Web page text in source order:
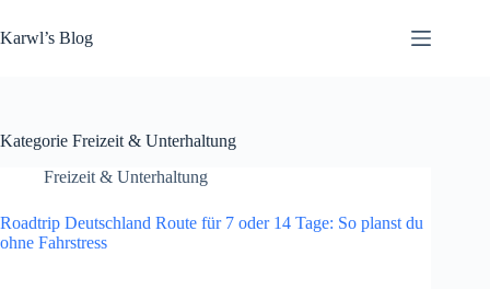
Inhalt
springen
Karwl’s Blog
Kategorie Freizeit & Unterhaltung
Freizeit & Unterhaltung
Roadtrip Deutschland Route für 7 oder 14 Tage: So planst du
ohne Fahrstress